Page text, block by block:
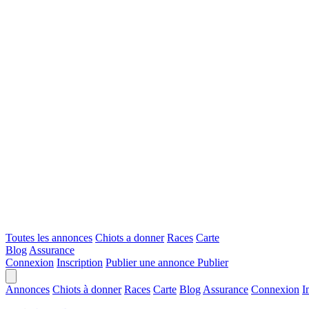
Toutes les annonces Chiots a donner Races Carte
Blog Assurance
Connexion Inscription Publier une annonce Publier
Annonces Chiots à donner Races Carte Blog Assurance Connexion